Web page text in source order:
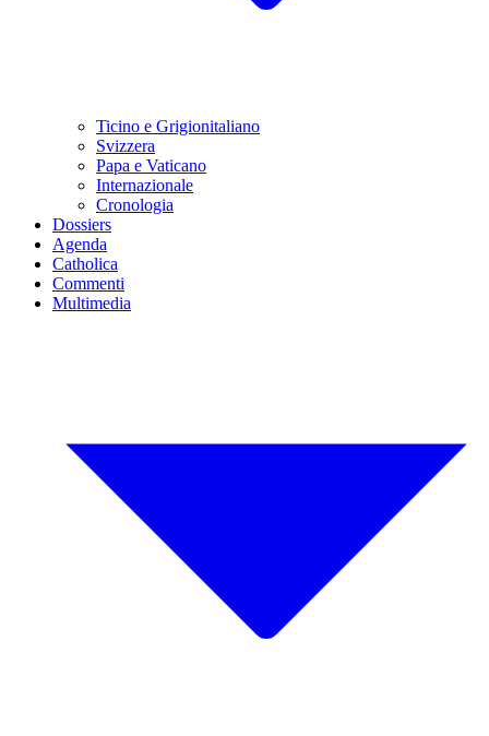
Ticino e Grigionitaliano
Svizzera
Papa e Vaticano
Internazionale
Cronologia
Dossiers
Agenda
Catholica
Commenti
Multimedia